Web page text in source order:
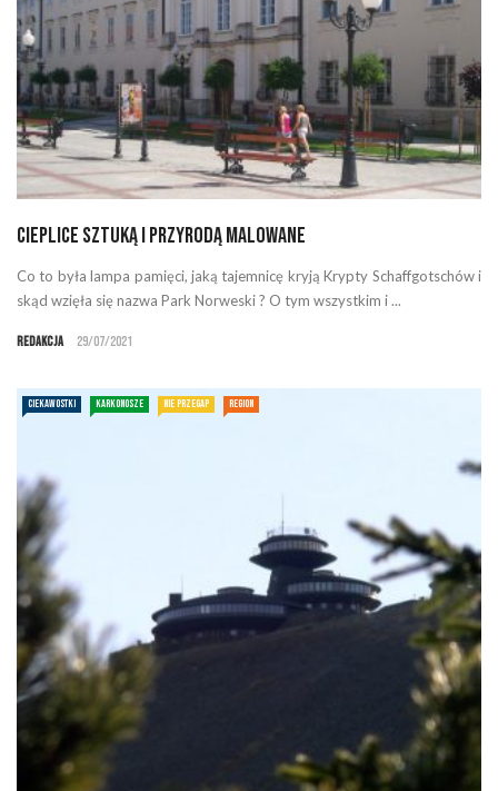
Cieplice sztuką i przyrodą malowane
Co to była lampa pamięci, jaką tajemnicę kryją Krypty Schaffgotschów i
skąd wzięła się nazwa Park Norweski ? O tym wszystkim i ...
Redakcja 29/07/2021
CIEKAWOSTKI KARKONOSZE NIE PRZEGAP REGION